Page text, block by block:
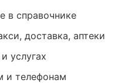
в справочнике
доставка, аптеки
услугах
и телефонам